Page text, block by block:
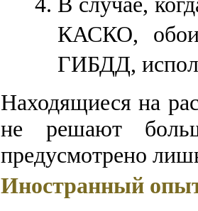
КАСКО,
ГИБДД,
Находящиеся на
не решают
предусмотрено
Иностранный